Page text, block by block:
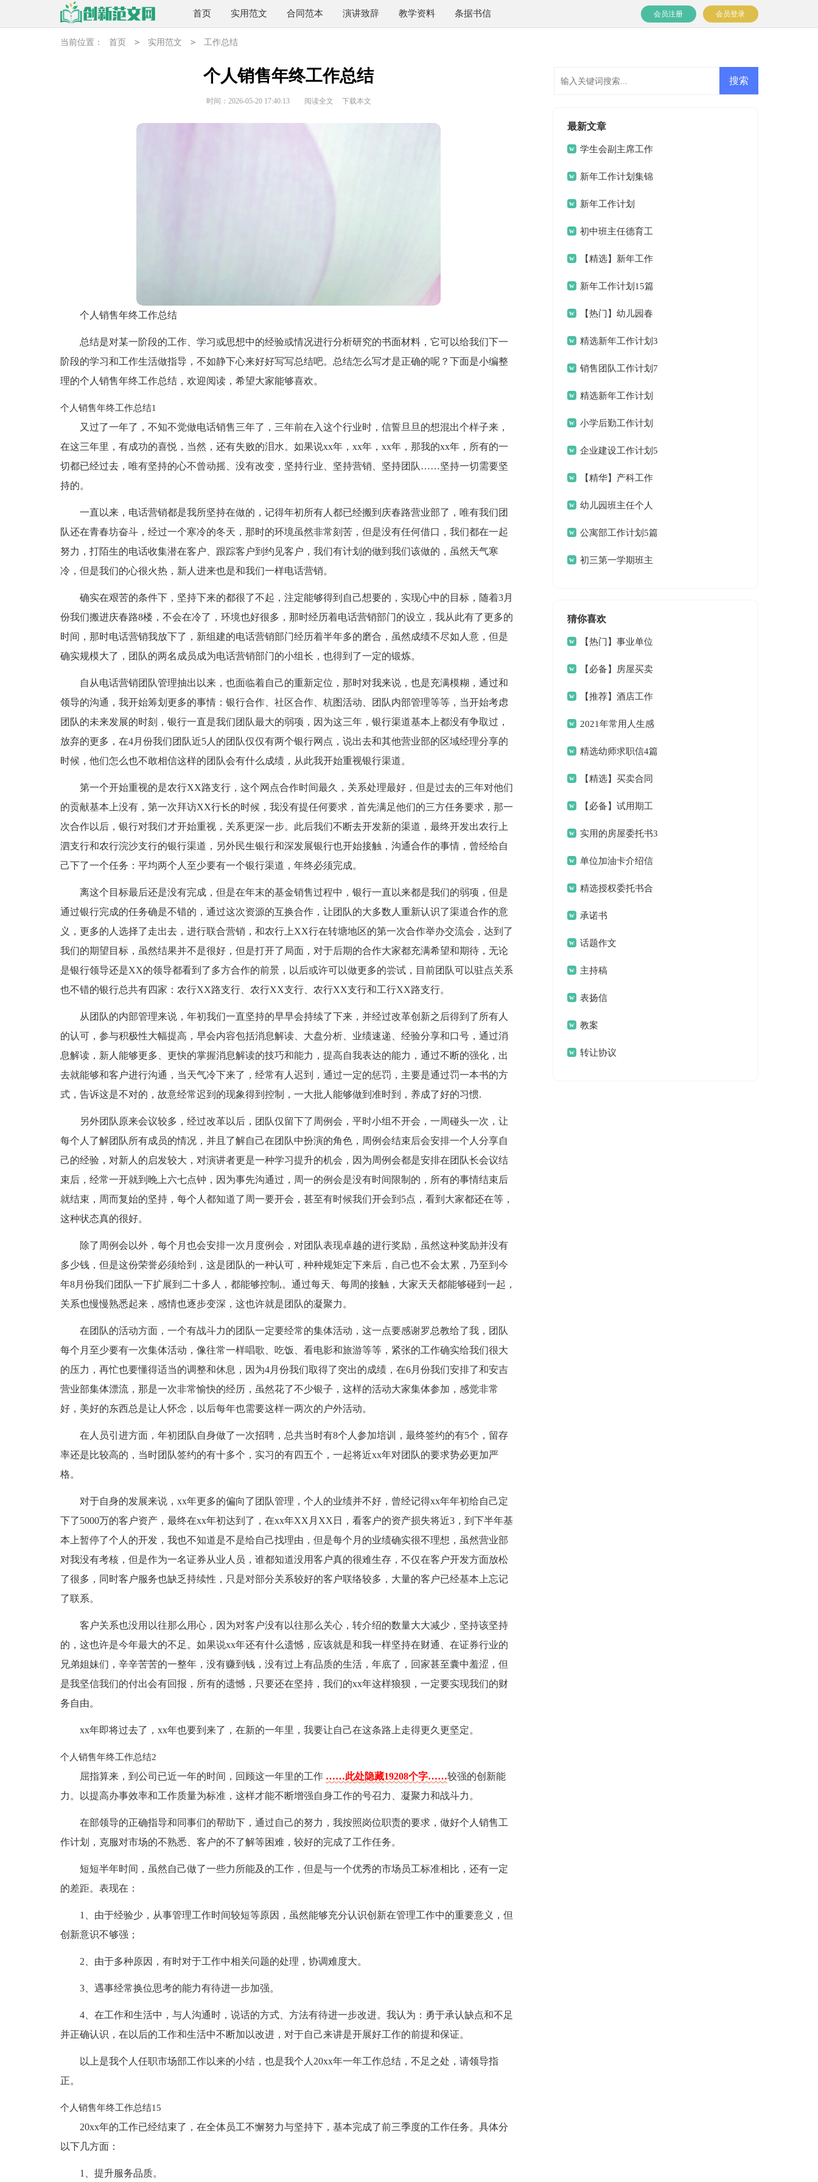
首页 实用范文 合同范本 演讲致辞 教学资料 条据书信 会员登录
会员注册
当前位置： 首页 > 实用范文 > 工作总结
个人销售年终工作总结
时间：2026-05-20 17:40:13 阅读全文 下载本文
个人销售年终工作总结
总结是对某一阶段的工作、学习或思想中的经验或情况进行分析研究的书面材料，它可以给我们下一
阶段的学习和工作生活做指导，不如静下心来好好写写总结吧。总结怎么写才是正确的呢？下面是小编整
理的个人销售年终工作总结，欢迎阅读，希望大家能够喜欢。
个人销售年终工作总结1
又过了一年了，不知不觉做电话销售三年了，三年前在入这个行业时，信誓旦旦的想混出个样子来，
在这三年里，有成功的喜悦，当然，还有失败的泪水。如果说xx年，xx年，xx年，那我的xx年，所有的一
切都已经过去，唯有坚持的心不曾动摇、没有改变，坚持行业、坚持营销、坚持团队……坚持一切需要坚
持的。
一直以来，电话营销都是我所坚持在做的，记得年初所有人都已经搬到庆春路营业部了，唯有我们团
队还在青春坊奋斗，经过一个寒冷的冬天，那时的环境虽然非常刻苦，但是没有任何借口，我们都在一起
努力，打陌生的电话收集潜在客户、跟踪客户到约见客户，我们有计划的做到我们该做的，虽然天气寒
冷，但是我们的心很火热，新人进来也是和我们一样电话营销。
确实在艰苦的条件下，坚持下来的都很了不起，注定能够得到自己想要的，实现心中的目标，随着3月
份我们搬进庆春路8楼，不会在冷了，环境也好很多，那时经历着电话营销部门的设立，我从此有了更多的
时间，那时电话营销我放下了，新组建的电话营销部门经历着半年多的磨合，虽然成绩不尽如人意，但是
确实规模大了，团队的两名成员成为电话营销部门的小组长，也得到了一定的锻炼。
自从电话营销团队管理抽出以来，也面临着自己的重新定位，那时对我来说，也是充满模糊，通过和
领导的沟通，我开始筹划更多的事情：银行合作、社区合作、杭图活动、团队内部管理等等，当开始考虑
团队的未来发展的时刻，银行一直是我们团队最大的弱项，因为这三年，银行渠道基本上都没有争取过，
放弃的更多，在4月份我们团队近5人的团队仅仅有两个银行网点，说出去和其他营业部的区域经理分享的
时候，他们怎么也不敢相信这样的团队会有什么成绩，从此我开始重视银行渠道。
第一个开始重视的是农行XX路支行，这个网点合作时间最久，关系处理最好，但是过去的三年对他们
的贡献基本上没有，第一次拜访XX行长的时候，我没有提任何要求，首先满足他们的三方任务要求，那一
次合作以后，银行对我们才开始重视，关系更深一步。此后我们不断去开发新的渠道，最终开发出农行上
泗支行和农行浣沙支行的银行渠道，另外民生银行和深发展银行也开始接触，沟通合作的事情，曾经给自
己下了一个任务：平均两个人至少要有一个银行渠道，年终必须完成。
离这个目标最后还是没有完成，但是在年末的基金销售过程中，银行一直以来都是我们的弱项，但是
通过银行完成的任务确是不错的，通过这次资源的互换合作，让团队的大多数人重新认识了渠道合作的意
义，更多的人选择了走出去，进行联合营销，和农行上XX行在转塘地区的第一次合作举办交流会，达到了
我们的期望目标，虽然结果并不是很好，但是打开了局面，对于后期的合作大家都充满希望和期待，无论
是银行领导还是XX的领导都看到了多方合作的前景，以后或许可以做更多的尝试，目前团队可以驻点关系
也不错的银行总共有四家：农行XX路支行、农行XX支行、农行XX支行和工行XX路支行。
从团队的内部管理来说，年初我们一直坚持的早早会持续了下来，并经过改革创新之后得到了所有人
的认可，参与积极性大幅提高，早会内容包括消息解读、大盘分析、业绩速递、经验分享和口号，通过消
息解读，新人能够更多、更快的掌握消息解读的技巧和能力，提高自我表达的能力，通过不断的强化，出
去就能够和客户进行沟通，当天气冷下来了，经常有人迟到，通过一定的惩罚，主要是通过罚一本书的方
式，告诉这是不对的，故意经常迟到的现象得到控制，一大批人能够做到准时到，养成了好的习惯.
另外团队原来会议较多，经过改革以后，团队仅留下了周例会，平时小组不开会，一周碰头一次，让
每个人了解团队所有成员的情况，并且了解自己在团队中扮演的角色，周例会结束后会安排一个人分享自
己的经验，对新人的启发较大，对演讲者更是一种学习提升的机会，因为周例会都是安排在团队长会议结
束后，经常一开就到晚上六七点钟，因为事先沟通过，周一的例会是没有时间限制的，所有的事情结束后
就结束，周而复始的坚持，每个人都知道了周一要开会，甚至有时候我们开会到5点，看到大家都还在等，
这种状态真的很好。
除了周例会以外，每个月也会安排一次月度例会，对团队表现卓越的进行奖励，虽然这种奖励并没有
多少钱，但是这份荣誉必须给到，这是团队的一种认可，种种规矩定下来后，自己也不会太累，乃至到今
年8月份我们团队一下扩展到二十多人，都能够控制,。通过每天、每周的接触，大家天天都能够碰到一起，
关系也慢慢熟悉起来，感情也逐步变深，这也许就是团队的凝聚力。
在团队的活动方面，一个有战斗力的团队一定要经常的集体活动，这一点要感谢罗总教给了我，团队
每个月至少要有一次集体活动，像往常一样唱歌、吃饭、看电影和旅游等等，紧张的工作确实给我们很大
的压力，再忙也要懂得适当的调整和休息，因为4月份我们取得了突出的成绩，在6月份我们安排了和安吉
营业部集体漂流，那是一次非常愉快的经历，虽然花了不少银子，这样的活动大家集体参加，感觉非常
好，美好的东西总是让人怀念，以后每年也需要这样一两次的户外活动。
在人员引进方面，年初团队自身做了一次招聘，总共当时有8个人参加培训，最终签约的有5个，留存
率还是比较高的，当时团队签约的有十多个，实习的有四五个，一起将近xx年对团队的要求势必更加严
格。
对于自身的发展来说，xx年更多的偏向了团队管理，个人的业绩并不好，曾经记得xx年年初给自己定
下了5000万的客户资产，最终在xx年初达到了，在xx年XX月XX日，看客户的资产损失将近3，到下半年基
本上暂停了个人的开发，我也不知道是不是给自己找理由，但是每个月的业绩确实很不理想，虽然营业部
对我没有考核，但是作为一名证券从业人员，谁都知道没用客户真的很难生存，不仅在客户开发方面放松
了很多，同时客户服务也缺乏持续性，只是对部分关系较好的客户联络较多，大量的客户已经基本上忘记
了联系。
客户关系也没用以往那么用心，因为对客户没有以往那么关心，转介绍的数量大大减少，坚持该坚持
的，这也许是今年最大的不足。如果说xx年还有什么遗憾，应该就是和我一样坚持在财通、在证券行业的
兄弟姐妹们，辛辛苦苦的一整年，没有赚到钱，没有过上有品质的生活，年底了，回家甚至囊中羞涩，但
是我坚信我们的付出会有回报，所有的遗憾，只要还在坚持，我们的xx年这样狼狈，一定要实现我们的财
务自由。
xx年即将过去了，xx年也要到来了，在新的一年里，我要让自己在这条路上走得更久更坚定。
个人销售年终工作总结2
屈指算来，到公司已近一年的时间，回顾这一年里的工作 ……此处隐藏19208个字……较强的创新能
力。以提高办事效率和工作质量为标准，这样才能不断增强自身工作的号召力、凝聚力和战斗力。
在部领导的正确指导和同事们的帮助下，通过自己的努力，我按照岗位职责的要求，做好个人销售工
作计划，克服对市场的不熟悉、客户的不了解等困难，较好的完成了工作任务。
短短半年时间，虽然自己做了一些力所能及的工作，但是与一个优秀的市场员工标准相比，还有一定
的差距。表现在：
1、由于经验少，从事管理工作时间较短等原因，虽然能够充分认识创新在管理工作中的重要意义，但
创新意识不够强；
2、由于多种原因，有时对于工作中相关问题的处理，协调难度大。
3、遇事经常换位思考的能力有待进一步加强。
4、在工作和生活中，与人沟通时，说话的方式、方法有待进一步改进。我认为：勇于承认缺点和不足
并正确认识，在以后的工作和生活中不断加以改进，对于自己来讲是开展好工作的前提和保证。
以上是我个人任职市场部工作以来的小结，也是我个人20xx年一年工作总结，不足之处，请领导指
正。
个人销售年终工作总结15
20xx年的工作已经结束了，在全体员工不懈努力与坚持下，基本完成了前三季度的工作任务。具体分
以下几方面：
1、提升服务品质。
最新文章
学生会副主席工作
计划新年工作计划集锦
九篇新年工作计划
初中班主任德育工
作计划【精选】新年工作
计划三篇
新年工作计划15篇
【热门】幼儿园春
季工作计划4篇
精选新年工作计划3
篇 销售团队工作计划7
篇 精选新年工作计划
范文锦集八篇
小学后勤工作计划
企业建设工作计划5
篇 【精华】产科工作
计划3篇
幼儿园班主任个人
工作计划
公寓部工作计划5篇
初三第一学期班主
猜你喜欢
【热门】事业单位
请假条4篇
【必备】房屋买卖
合同范文6篇
【推荐】酒店工作
总结三篇
2021年常用人生感
言语录33条
精选幼师求职信4篇
【精选】买卖合同
范文9篇【必备】试用期工
作总结合集八篇
实用的房屋委托书3
篇 单位加油卡介绍信
锦集六篇
精选授权委托书合
集5篇承诺书
话题作文
主持稿
表扬信
教案
转让协议